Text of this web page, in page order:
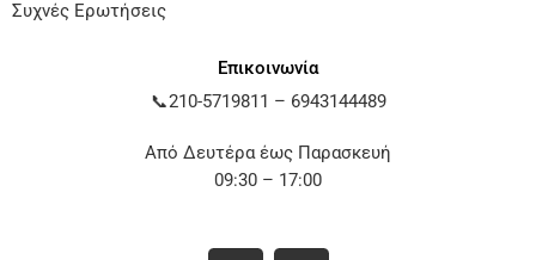
Συχνές Ερωτήσεις
Επικοινωνία
📞210-5719811 – 6943144489
Από Δευτέρα έως Παρασκευή
09:30 – 17:00